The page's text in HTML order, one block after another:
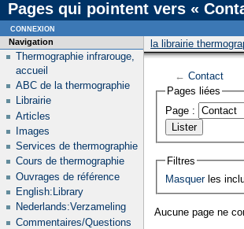
Pages qui pointent vers «
la librairie
← Contact
Pages liées
Page :
Filtres
Masquerles
Aucune page ne
Navigation
Thermographie infrarouge,
accueil
ABC de la thermographie
Librairie
Articles
Images
Services de thermographie
Cours de thermographie
Ouvrages de référence
English:Library
Nederlands:Verzameling
Commentaires/Questions
connexion